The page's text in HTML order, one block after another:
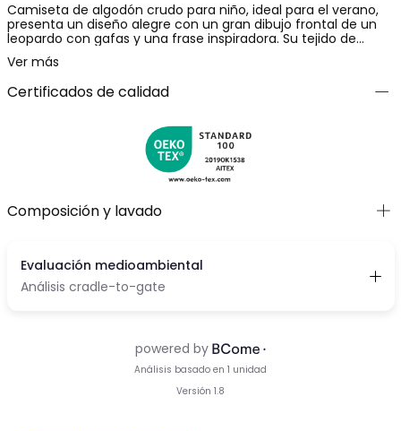
Camiseta de algodón crudo para niño, ideal para el verano,
presenta un diseño alegre con un gran dibujo frontal de un
leopardo con gafas y una frase inspiradora. Su tejido de
algodón proporciona comodidad y transpirabilidad, perfecto
para el uso diario. Disponible en tallas desde 12 meses hasta
10 años, se adapta al crecimiento de tu pequeño. Su color
neutro permite combinarla fácilmente con pantalones
versátil y divertida para las aventuras diarias.
Ver más
Certificados de calidad
Composición y lavado